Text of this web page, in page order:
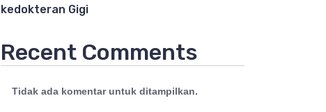
kedokteran Gigi
Recent Comments
Tidak ada komentar untuk ditampilkan.